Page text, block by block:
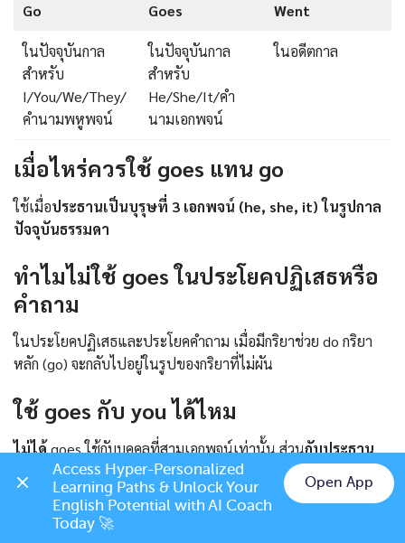
Go Goes Went
ในปัจจุบันกาล
สำหรับ
I/You/We/They/
คำนามพหูพจน์
ในปัจจุบันกาล
สำหรับ
He/She/It/คำ
นามเอกพจน์
ในอดีตกาล
เมื่อไหร่ควรใช้ goes แทน go
ใช้เมื่อประธานเป็นบุรุษที่ 3 เอกพจน์ (he, she, it) ในรูปกาล
ปัจจุบันธรรมดา
ทำไมไม่ใช้ goes ในประโยคปฏิเสธหรือ
คำถาม
ในประโยคปฏิเสธและประโยคคำถาม เมื่อมีกริยาช่วย do กริยา
หลัก (go) จะกลับไปอยู่ในรูปของกริยาที่ไม่ผัน
ใช้ goes กับ you ได้ไหม
ไม่ได้goesใช้กับบุคคลที่สามเอกพจน์เท่านั้น ส่วนกับประธาน
You เราจะใช้ go
จำเป็นต้องเติม s หลัง GO ไหม Chat on LINE
Access Hyper-Personalized
Learning Paths & Unlock Your
English Potential with AI Coach
Today 🚀
Open App